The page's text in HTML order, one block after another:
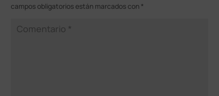
campos obligatorios están marcados con *